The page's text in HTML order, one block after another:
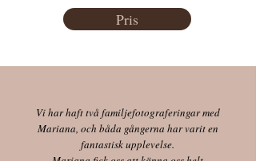
Pris
Vi har haft två familjefotograferingar med
Mariana, och båda gångerna har varit en
fantastisk upplevelse.